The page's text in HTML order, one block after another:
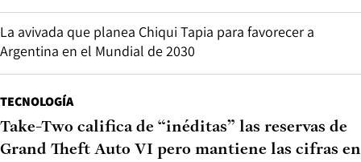
La avivada que planea Chiqui Tapia para favorecer a
Argentina en el Mundial de 2030
TECNOLOGÍA
Take-Two califica de “inéditas” las reservas de
Grand Theft Auto VI pero mantiene las cifras en